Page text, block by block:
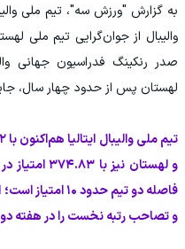
به گزارش "ورزش سه"، تیم ملی
والیبال از جوان‌گرایی تیم ملی
صدر رنکینگ فدراسیون جهانی
لهستان پس از حدود چهار سال،
و لهستان
فاصله دو تیم
و تصاحب رتبه نخست را در هفته